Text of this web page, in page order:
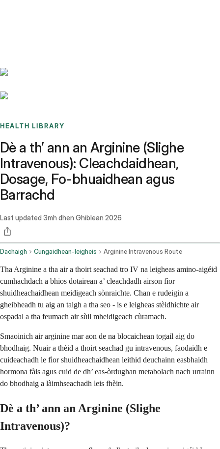
HEALTH LIBRARY
Dè a th’ ann an Arginine (Slighe
Intravenous): Cleachdaidhean,
Dosage, Fo-bhuaidhean agus
Barrachd
Last updated 3mh dhen Ghiblean 2026
Dachaigh Cungaidhean-leigheis Arginine Intravenous Route
Tha Arginine a tha air a thoirt seachad tro IV na leigheas amino-aigéid
cumhachdach a bhios dotairean a’ cleachdadh airson fìor
shuidheachaidhean meidigeach sònraichte. Chan e rudeigin a
gheibheadh tu aig an taigh a tha seo - is e leigheas stèidhichte air
ospadal a tha feumach air sùil mheidigeach cùramach.
Smaoinich air arginine mar aon de na blocaichean togail aig do
bhodhaig. Nuair a thèid a thoirt seachad gu intravenous, faodaidh e
cuideachadh le fìor shuidheachaidhean leithid deuchainn easbhaidh
hormona fàis agus cuid de dh’ eas-òrdughan metabolach nach urrainn
do bhodhaig a làimhseachadh leis fhèin.
Dè a th’ ann an Arginine (Slighe
Intravenous)?